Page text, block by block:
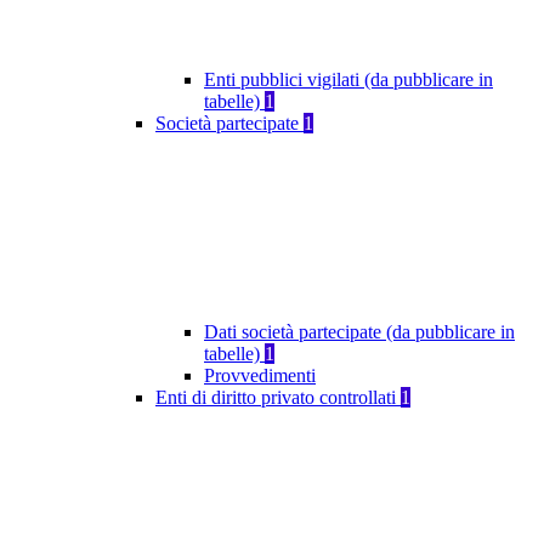
Enti pubblici vigilati (da pubblicare in
tabelle) 1
Società partecipate 1
Dati società partecipate (da pubblicare in
tabelle) 1
Provvedimenti
Enti di diritto privato controllati 1